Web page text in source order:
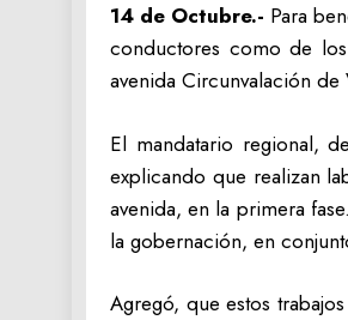
14 de Octubre.- Para
conductores como de
avenida Circunvalación
El mandatario regional,
explicando que realizan
avenida, en la primera
la gobernación, en
Agregó, que estos